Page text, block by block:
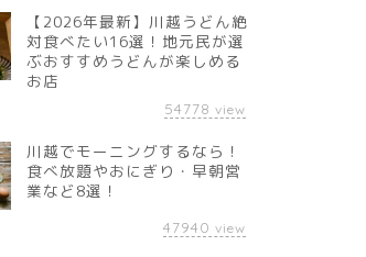
【2026年最新】川越うどん絶
対食べたい16選！地元民が選
ぶおすすめうどんが楽しめる
お店
54778 view
川越でモーニングするなら！
食べ放題やおにぎり・早朝営
業など8選！
47940 view